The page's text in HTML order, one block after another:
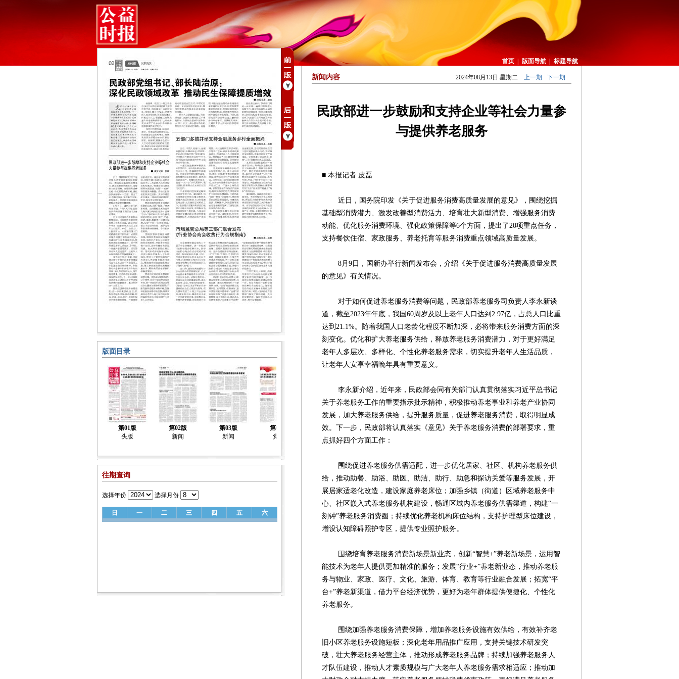
首页 版面导航 标题导航
版面目录
第01版
头版
第02版
新闻
第03版
新闻
第04版
党建
第05版
社会治理
第06版
社会工作
第07版
第08版
第09版
往期查询
选择年份 选择月份
日 一 二 三 四 五 六
新闻内容 2024年08月13日 星期二 上一期 下一期
民政部进一步鼓励和支持企业等社会力量参
与提供养老服务
■ 本报记者 皮磊
近日，国务院印发《关于促进服务消费高质量发展的意见》，围绕挖掘
基础型消费潜力、激发改善型消费活力、培育壮大新型消费、增强服务消费
动能、优化服务消费环境、强化政策保障等6个方面，提出了20项重点任务，
支持餐饮住宿、家政服务、养老托育等服务消费重点领域高质量发展。
8月9日，国新办举行新闻发布会，介绍《关于促进服务消费高质量发展
的意见》有关情况。
对于如何促进养老服务消费等问题，民政部养老服务司负责人李永新谈
道，截至2023年年底，我国60周岁及以上老年人口达到2.97亿，占总人口比重
达到21.1%。随着我国人口老龄化程度不断加深，必将带来服务消费方面的深
刻变化。优化和扩大养老服务供给，释放养老服务消费潜力，对于更好满足
老年人多层次、多样化、个性化养老服务需求，切实提升老年人生活品质，
让老年人安享幸福晚年具有重要意义。
李永新介绍，近年来，民政部会同有关部门认真贯彻落实习近平总书记
关于养老服务工作的重要指示批示精神，积极推动养老事业和养老产业协同
发展，加大养老服务供给，提升服务质量，促进养老服务消费，取得明显成
效。下一步，民政部将认真落实《意见》关于养老服务消费的部署要求，重
点抓好四个方面工作：
围绕促进养老服务供需适配，进一步优化居家、社区、机构养老服务供
给，推动助餐、助浴、助医、助洁、助行、助急和探访关爱等服务发展，开
展居家适老化改造，建设家庭养老床位；加强乡镇（街道）区域养老服务中
心、社区嵌入式养老服务机构建设，畅通区域内养老服务供需渠道，构建“一
刻钟”养老服务消费圈；持续优化养老机构床位结构，支持护理型床位建设，
增设认知障碍照护专区，提供专业照护服务。
围绕培育养老服务消费新场景新业态，创新“智慧+”养老新场景，运用智
能技术为老年人提供更加精准的服务；发展“行业+”养老新业态，推动养老服
务与物业、家政、医疗、文化、旅游、体育、教育等行业融合发展；拓宽“平
台+”养老新渠道，借力平台经济优势，更好为老年群体提供便捷化、个性化
养老服务。
围绕加强养老服务消费保障，增加养老服务设施有效供给，有效补齐老
旧小区养老服务设施短板；深化老年用品推广应用，支持关键技术研发突
破，壮大养老服务经营主体，推动形成养老服务品牌；持续加强养老服务人
才队伍建设，推动人才素质规模与广大老年人养老服务需求相适应；推动加